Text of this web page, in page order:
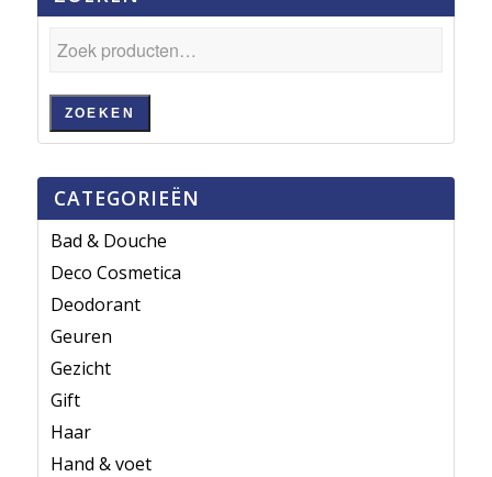
ZOEKEN
CATEGORIEËN
Bad & Douche
Deco Cosmetica
Deodorant
Geuren
Gezicht
Gift
Haar
Hand & voet